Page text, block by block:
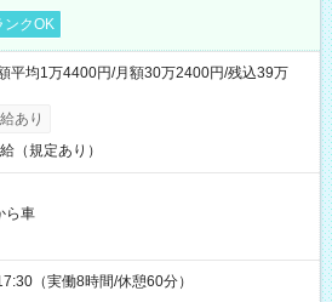
ンクOK
均1万4400円/月額30万2400円/残込39万
あり
（規定あり）
ら車
（実働8時間/休憩60分）